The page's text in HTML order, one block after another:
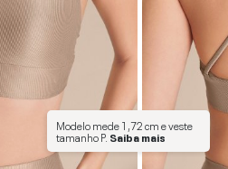
Modelo mede1,72 cme veste
tamanhoP. Saiba mais